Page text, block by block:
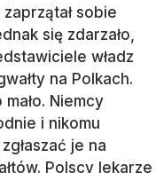
sobie
się zdarzało,
władz
na Polkach.
Niemcy
i nikomu
je na
Polscy lekarze